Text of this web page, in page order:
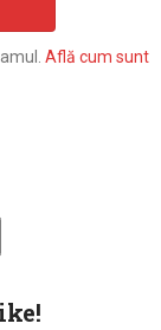
Află cum sunt